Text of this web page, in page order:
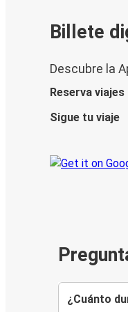
Billete
Descubre la
Reserva viajes
Sigue tu viaje
¿Cuánto